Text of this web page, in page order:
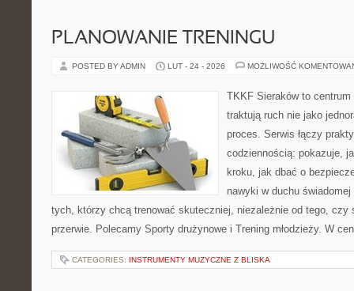
PLANOWANIE TRENINGU
POSTED BY ADMIN LUT - 24 - 2026 MOŻLIWOŚĆ
TKKF Sieraków to
traktują ruch nie jako
proces. Serwis łączy
codziennością: pokazuje,
kroku, jak dbać o
nawyki w duchu
tych, którzy chcą trenować skuteczniej, niezależnie od tego, czy
przerwie. Polecamy Sporty drużynowe i Trening młodzieży. W
CATEGORIES: INSTRUMENTY MUZYCZNE Z BLISKA